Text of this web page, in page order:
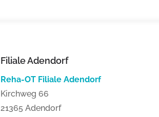
Filiale Adendorf
Reha-OT Filiale Adendorf
Kirchweg 66
21365 Adendorf